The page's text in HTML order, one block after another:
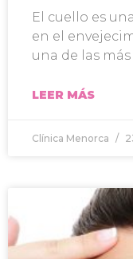
El cuello es
en el
una de las más
LEER MÁS
Clínica Menorca